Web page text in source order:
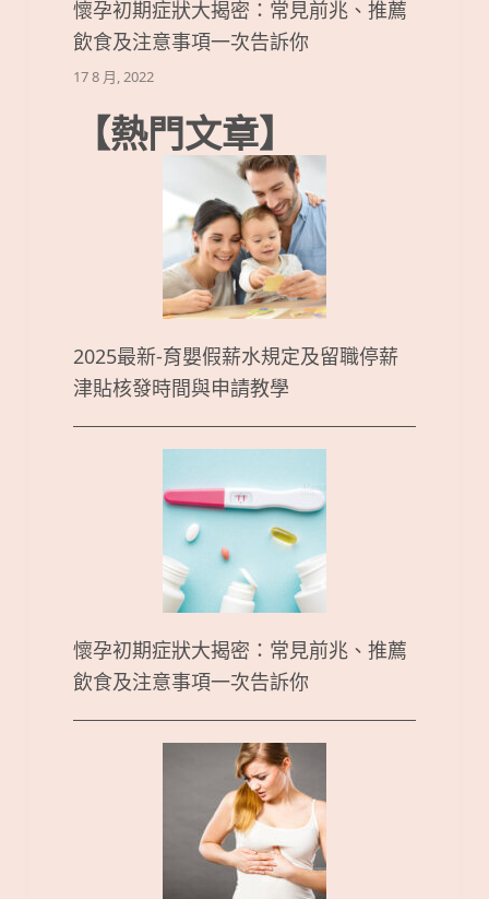
懷孕初期症狀大揭密：常見前兆、推薦
飲食及注意事項一次告訴你
17 8 月, 2022
【熱門文章】
2025最新-育嬰假薪水規定及留職停薪
津貼核發時間與申請教學
懷孕初期症狀大揭密：常見前兆、推薦
飲食及注意事項一次告訴你